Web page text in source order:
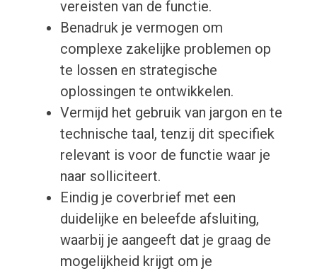
vereisten van de functie.
Benadruk je vermogen om
complexe zakelijke problemen op
te lossen en strategische
oplossingen te ontwikkelen.
Vermijd het gebruik van jargon en te
technische taal, tenzij dit specifiek
relevant is voor de functie waar je
naar solliciteert.
Eindig je coverbrief met een
duidelijke en beleefde afsluiting,
waarbij je aangeeft dat je graag de
mogelijkheid krijgt om je